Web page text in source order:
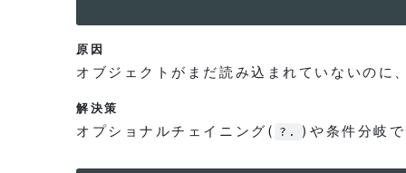
原因
オブジェクトがまだ読み込まれていないのに
解決策
オプショナルチェイニング( ?. )や条件分岐で